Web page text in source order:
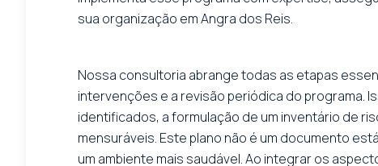
sua organização em Angra dos Reis.
Nossa consultoria abrange todas as etapas
intervenções e a revisão periódica do programa.
identificados, a formulação de um inventário de
mensuráveis. Este plano não é um documento
um ambiente mais saudável. Ao integrar os